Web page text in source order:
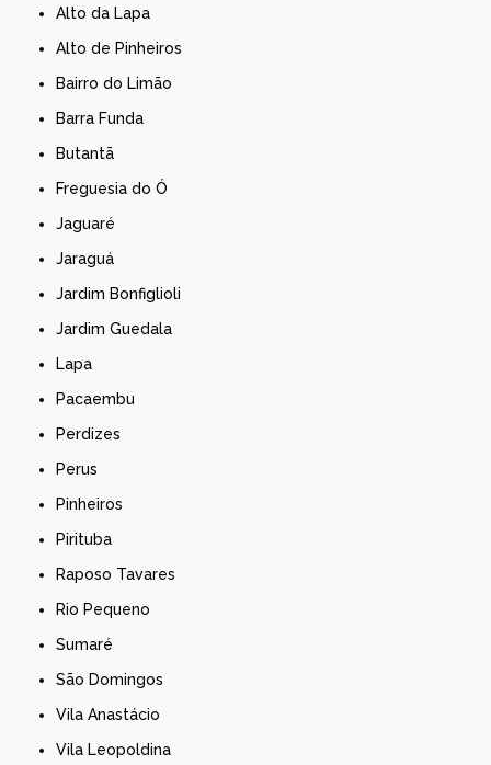
Alto da Lapa
Alto de Pinheiros
Bairro do Limão
Barra Funda
Butantã
Freguesia do Ó
Jaguaré
Jaraguá
Jardim Bonfiglioli
Jardim Guedala
Lapa
Pacaembu
Perdizes
Perus
Pinheiros
Pirituba
Raposo Tavares
Rio Pequeno
Sumaré
São Domingos
Vila Anastácio
Vila Leopoldina